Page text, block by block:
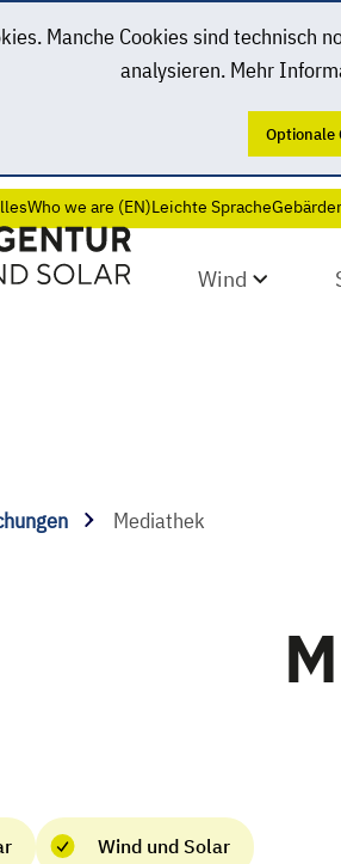
Manche Cookies sind technisch
analysieren. Mehr
Optionale
Who we are (EN)Leichte Sprache
Wind
Mediathek
Wind und Solar